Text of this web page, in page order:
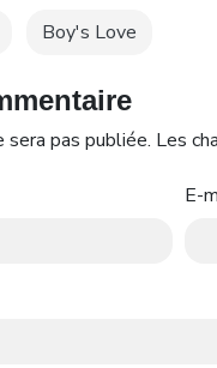
Boy's Love
pas publiée. Les
E-